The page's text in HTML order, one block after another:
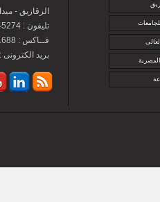
الزقازيق -
+تليفون : 2245274 (55) 20
+فــاكس : 2221688 (55) 20
fagr@zu.edu.eg : بريد الكترونى